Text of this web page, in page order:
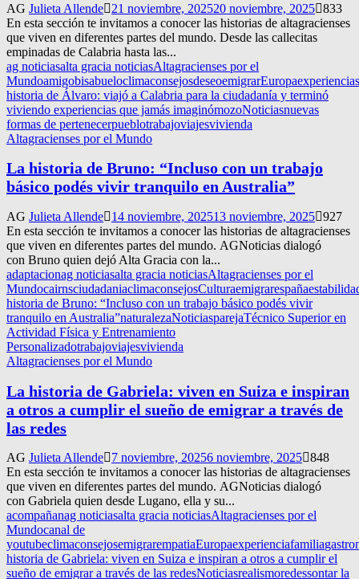
AG Julieta Allende 21 noviembre, 202520 noviembre, 2025 833
En esta sección te invitamos a conocer las historias de altagracienses
que viven en diferentes partes del mundo. Desde las callecitas
empinadas de Calabria hasta las...
ag noticiasalta gracia noticiasAltagracienses por el
MundoamigobisabueloclimaconsejosdeseoemigrarEuropaexperiencias
historia de Álvaro: viajó a Calabria para la ciudadanía y terminó
viviendo experiencias que jamás imaginómozoNoticiasnuevas
formas de pertenecerpueblotrabajoviajesvivienda
Altagracienses por el Mundo
La historia de Bruno: “Incluso con un trabajo
básico podés vivir tranquilo en Australia”
AG Julieta Allende 14 noviembre, 202513 noviembre, 2025 927
En esta sección te invitamos a conocer las historias de altagracienses
que viven en diferentes partes del mundo. AGNoticias dialogó
con Bruno quien dejó Alta Gracia con la...
adaptacionag noticiasalta gracia noticiasAltagracienses por el
MundocairnsciudadaniaclimaconsejosCulturaemigrarespaña
historia de Bruno: “Incluso con un trabajo básico podés vivir
tranquilo en Australia”naturalezaNoticiasparejaTécnico Superior en
Actividad Física y Entrenamiento
Personalizadotrabajoviajesvivienda
Altagracienses por el Mundo
La historia de Gabriela: viven en Suiza e inspiran
a otros a cumplir el sueño de emigrar a través de
las redes
AG Julieta Allende 7 noviembre, 20256 noviembre, 2025 848
En esta sección te invitamos a conocer las historias de altagracienses
que viven en diferentes partes del mundo. AGNoticias dialogó
con Gabriela quien desde Lugano, ella y su...
acompañanag noticiasalta gracia noticiasAltagracienses por el
Mundocanal de
youtubeclimaconsejosemigrarempatiaEuropaexperienciafamilia
historia de Gabriela: viven en Suiza e inspiran a otros a cumplir el
sueño de emigrar a través de las redesNoticiasrealismoredessontar la